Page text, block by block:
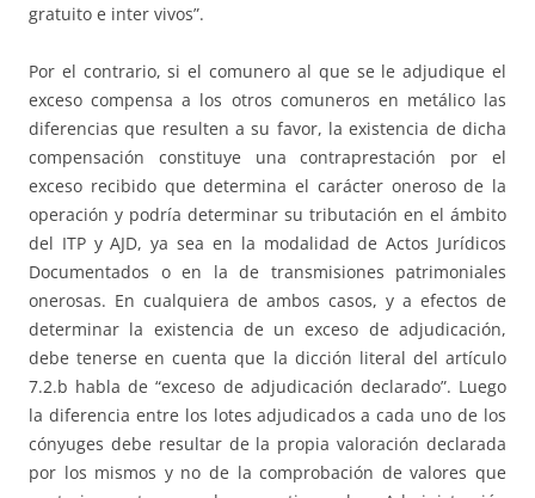
gratuito e inter vivos”.
Por el contrario, si el comunero al que se le adjudique el
exceso compensa a los otros comuneros en metálico las
diferencias que resulten a su favor, la existencia de dicha
compensación constituye una contraprestación por el
exceso recibido que determina el carácter oneroso de la
operación y podría determinar su tributación en el ámbito
del ITP y AJD, ya sea en la modalidad de Actos Jurídicos
Documentados o en la de transmisiones patrimoniales
onerosas. En cualquiera de ambos casos, y a efectos de
determinar la existencia de un exceso de adjudicación,
debe tenerse en cuenta que la dicción literal del artículo
7.2.b habla de “exceso de adjudicación declarado”. Luego
la diferencia entre los lotes adjudicados a cada uno de los
cónyuges debe resultar de la propia valoración declarada
por los mismos y no de la comprobación de valores que